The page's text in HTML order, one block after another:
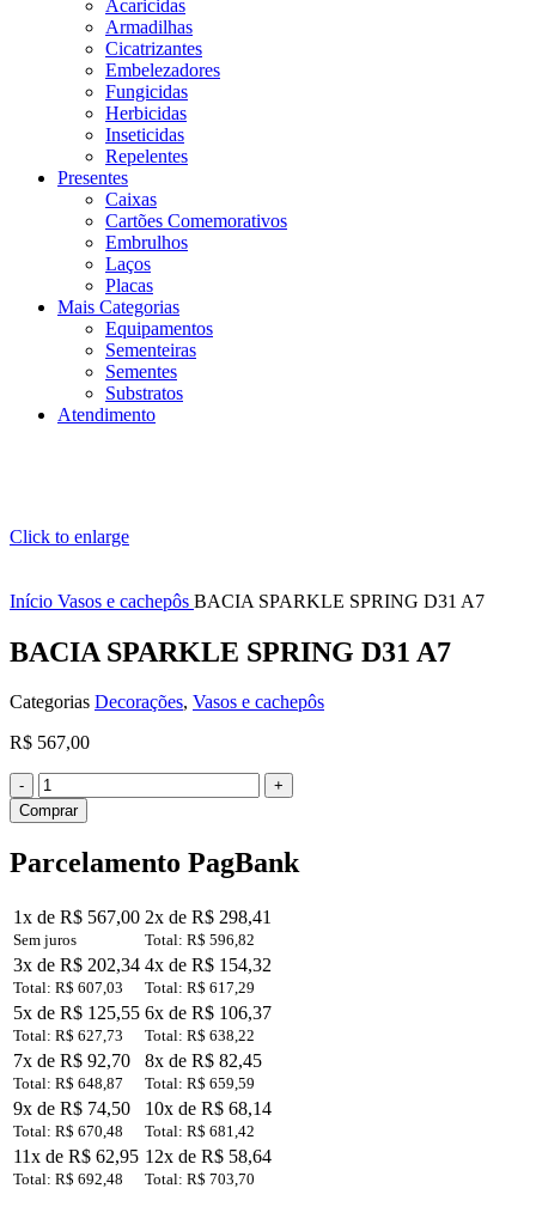
Acaricidas
Armadilhas
Cicatrizantes
Embelezadores
Fungicidas
Herbicidas
Inseticidas
Repelentes
Presentes
Caixas
Cartões Comemorativos
Embrulhos
Laços
Placas
Mais Categorias
Equipamentos
Sementeiras
Sementes
Substratos
Atendimento
Click to enlarge
Início Vasos e cachepôs BACIA SPARKLE SPRING D31 A7
BACIA SPARKLE SPRING D31 A7
Categorias Decorações, Vasos e cachepôs
R$ 567,00
BACIA
SPARKLE
SPRING
A7
Comprar
Parcelamento PagBank
1x de R$ 567,00
Sem juros
2x de R$ 298,41
Total: R$ 596,82
3x de R$ 202,34
Total: R$ 607,03
4x de R$ 154,32
Total: R$ 617,29
5x de R$ 125,55
Total: R$ 627,73
6x de R$ 106,37
Total: R$ 638,22
7x de R$ 92,70
Total: R$ 648,87
8x de R$ 82,45
Total: R$ 659,59
9x de R$ 74,50
Total: R$ 670,48
10x de R$ 68,14
Total: R$ 681,42
11x de R$ 62,95
Total: R$ 692,48
12x de R$ 58,64
Total: R$ 703,70